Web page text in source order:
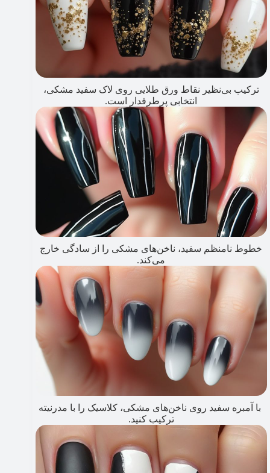
ترکیب بی‌نظیر نقاط ورق طلایی روی لاک سفید مشکی،
انتخابی پرطرفدار است.
خطوط نامنظم سفید، ناخن‌های مشکی را از سادگی خارج
می‌کند.
با آمبره سفید روی ناخن‌های مشکی، کلاسیک را با مدرنیته
ترکیب کنید.